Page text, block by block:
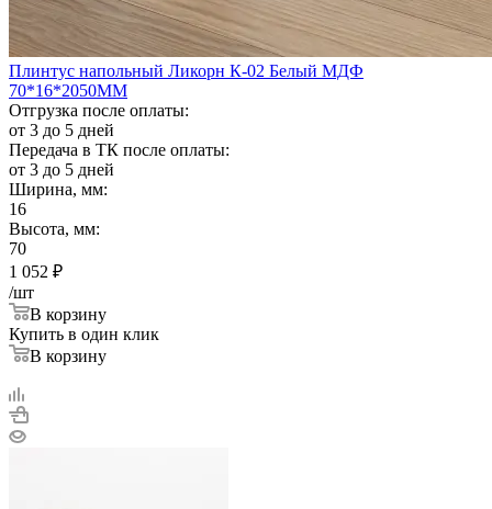
Плинтус напольный Ликорн К-02 Белый МДФ
70*16*2050ММ
Отгрузка после оплаты:
от 3 до 5 дней
Передача в ТК после оплаты:
от 3 до 5 дней
Ширина, мм:
16
Высота, мм:
70
1 052 ₽
/шт
В корзину
Купить в один клик
В корзину